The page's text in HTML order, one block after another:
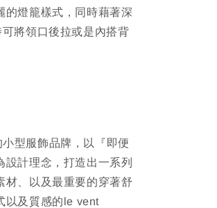
的燈籠樣式，同時藉著深
將領口後拉或是內搭背
型服飾品牌，以『即便
計理念，打造出一系列
材、以及最重要的穿著舒
以及質感的le vent